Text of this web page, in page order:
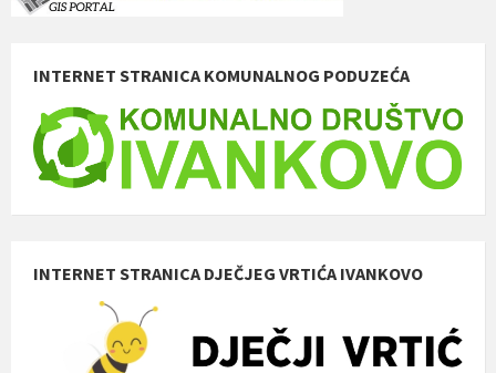
INTERNET STRANICA KOMUNALNOG PODUZEĆA
INTERNET STRANICA DJEČJEG VRTIĆA IVANKOVO